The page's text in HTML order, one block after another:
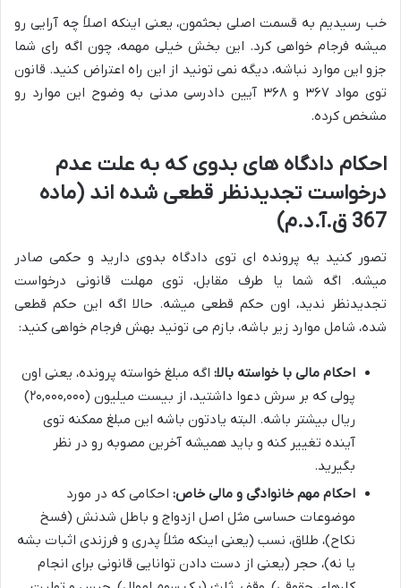
خب رسیدیم به قسمت اصلی بحثمون، یعنی اینکه اصلاً چه آرایی رو
میشه فرجام خواهی کرد. این بخش خیلی مهمه، چون اگه رای شما
جزو این موارد نباشه، دیگه نمی تونید از این راه اعتراض کنید. قانون
توی مواد ۳۶۷ و ۳۶۸ آیین دادرسی مدنی به وضوح این موارد رو
مشخص کرده.
احکام دادگاه های بدوی که به علت عدم
درخواست تجدیدنظر قطعی شده اند (ماده
367 ق.آ.د.م)
تصور کنید یه پرونده ای توی دادگاه بدوی دارید و حکمی صادر
میشه. اگه شما یا طرف مقابل، توی مهلت قانونی درخواست
تجدیدنظر ندید، اون حکم قطعی میشه. حالا اگه این حکم قطعی
شده، شامل موارد زیر باشه، بازم می تونید بهش فرجام خواهی کنید:
احکام مالی با خواسته بالا: اگه مبلغ خواسته پرونده، یعنی اون
پولی که بر سرش دعوا داشتید، از بیست میلیون (۲۰,۰۰۰,۰۰۰)
ریال بیشتر باشه. البته یادتون باشه این مبلغ ممکنه توی
آینده تغییر کنه و باید همیشه آخرین مصوبه رو در نظر
بگیرید.
احکام مهم خانوادگی و مالی خاص: احکامی که در مورد
موضوعات حساسی مثل اصل ازدواج و باطل شدنش (فسخ
نکاح)، طلاق، نسب (یعنی اینکه مثلاً پدری و فرزندی اثبات بشه
یا نه)، حجر (یعنی از دست دادن توانایی قانونی برای انجام